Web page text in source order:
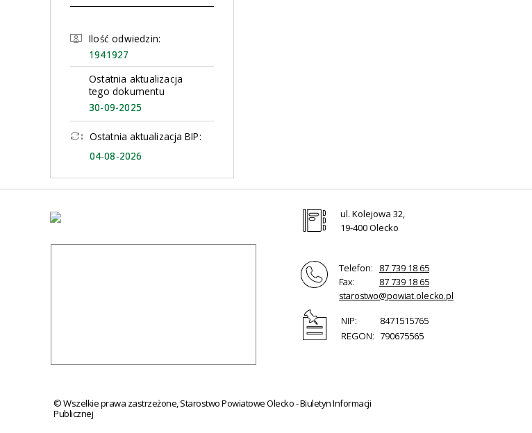
Ilość odwiedzin:
1941927
Ostatnia aktualizacja
tego dokumentu
30-09-2025
Ostatnia aktualizacja BIP:
04-08-2026
ul. Kolejowa 32,
19-400 Olecko
Telefon:
87 739 18 65
Fax:
87 739 18 65
starostwo@powiat.olecko.pl
NIP:
8471515765
REGON: 790675565
©Wszelkie prawa zastrzeżone, Starostwo Powiatowe Olecko - Biuletyn Informacji
Publicznej